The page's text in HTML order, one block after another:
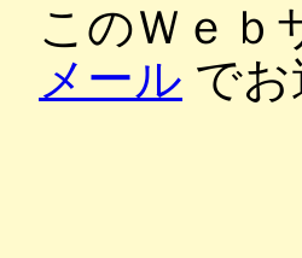
このＷｅｂ
メール で